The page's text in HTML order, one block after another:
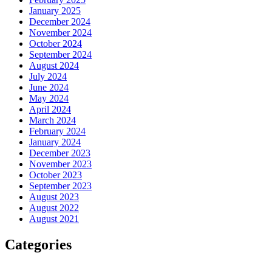
January 2025
December 2024
November 2024
October 2024
September 2024
August 2024
July 2024
June 2024
May 2024
April 2024
March 2024
February 2024
January 2024
December 2023
November 2023
October 2023
September 2023
August 2023
August 2022
August 2021
Categories